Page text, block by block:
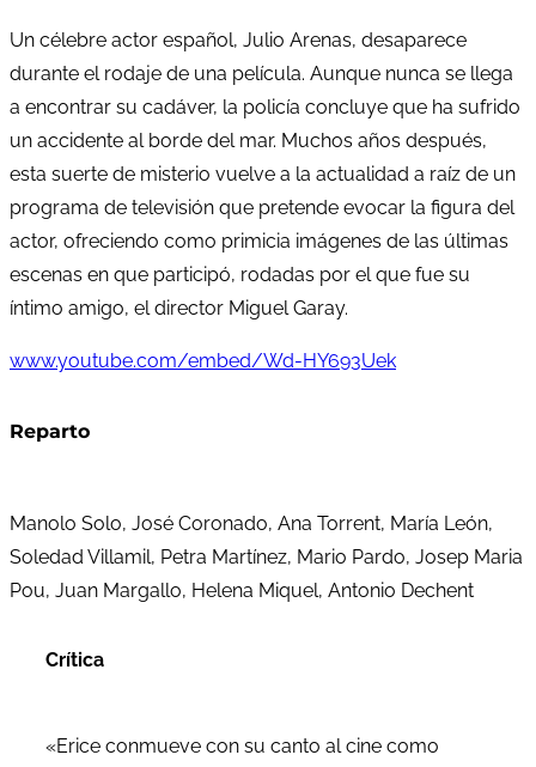
Un célebre actor español, Julio Arenas, desaparece
durante el rodaje de una película. Aunque nunca se llega
a encontrar su cadáver, la policía concluye que ha sufrido
un accidente al borde del mar. Muchos años después,
esta suerte de misterio vuelve a la actualidad a raíz de un
programa de televisión que pretende evocar la figura del
actor, ofreciendo como primicia imágenes de las últimas
escenas en que participó, rodadas por el que fue su
íntimo amigo, el director Miguel Garay.
www.youtube.com/embed/Wd-HY693Uek
Reparto
Manolo Solo, José Coronado, Ana Torrent, María León,
Soledad Villamil, Petra Martínez, Mario Pardo, Josep Maria
Pou, Juan Margallo, Helena Miquel, Antonio Dechent
Crítica
«Erice conmueve con su canto al cine como